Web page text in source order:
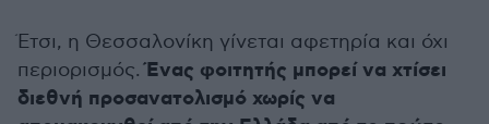
Έτσι, η Θεσσαλονίκη γίνεται αφετηρία και όχι
περιορισμός.Ένας φοιτητής μπορεί να χτίσει
διεθνή προσανατολισμό χωρίς να